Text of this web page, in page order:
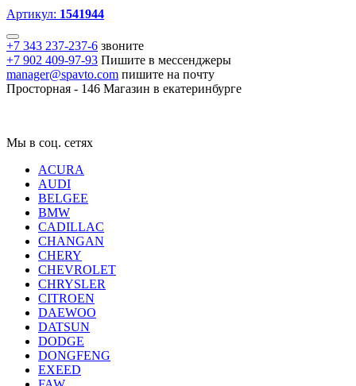
Артикул: 1541944
+7 343 237-237-6 звоните
+7 902 409-97-93 Пишите в мессенджеры
manager@spavto.com пишите на почту
Просторная - 146 Магазин в екатеринбурге
Мы в соц. сетях
ACURA
AUDI
BELGEE
BMW
CADILLAC
CHANGAN
CHERY
CHEVROLET
CHRYSLER
CITROEN
DAEWOO
DATSUN
DODGE
DONGFENG
EXEED